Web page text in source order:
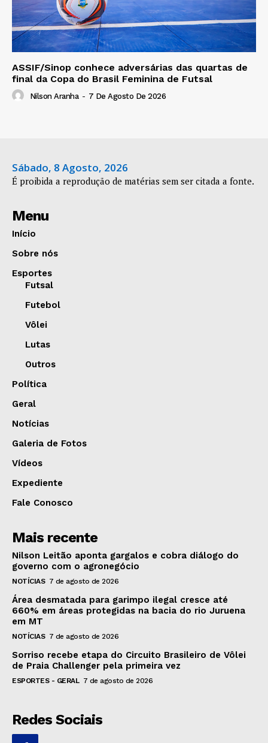
ASSIF/Sinop conhece adversárias das quartas de
final da Copa do Brasil Feminina de Futsal
Nilson Aranha - 7 De Agosto De 2026
Sábado, 8 Agosto, 2026
É proibida a reprodução de matérias sem ser citada a fonte.
Menu
Início
Sobre nós
Esportes
Futsal
Futebol
Vôlei
Lutas
Outros
Política
Geral
Notícias
Galeria de Fotos
Vídeos
Expediente
Fale Conosco
Mais recente
Nilson Leitão aponta gargalos e cobra diálogo do
governo com o agronegócio
NOTÍCIAS 7 de agosto de 2026
Área desmatada para garimpo ilegal cresce até
660% em áreas protegidas na bacia do rio Juruena
em MT
NOTÍCIAS 7 de agosto de 2026
Sorriso recebe etapa do Circuito Brasileiro de Vôlei
de Praia Challenger pela primeira vez
ESPORTES - GERAL 7 de agosto de 2026
Redes Sociais